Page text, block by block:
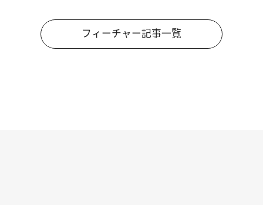
フィーチャー記事一覧